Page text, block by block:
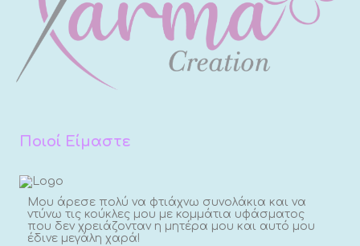
Ποιοί Είμαστε
Μου άρεσε πολύ να φτιάχνω συνολάκια και να
ντύνω τις κούκλες μου με κομμάτια υφάσματος
που δεν χρειάζονταν η μητέρα μου και αυτό μου
έδινε μεγάλη χαρά!